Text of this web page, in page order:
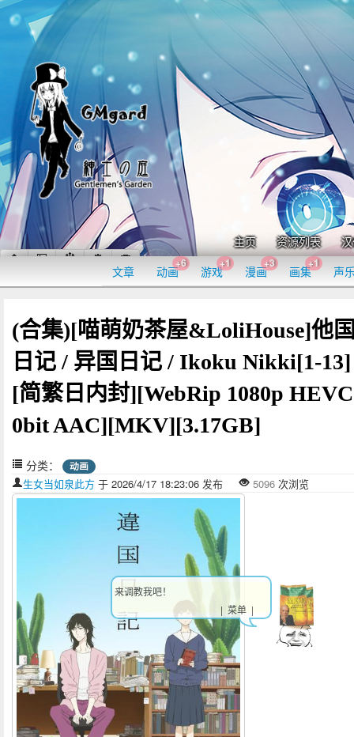
主页 资源列表
文章 动画
+6
游戏
+1
漫画
+3
画集
+1
声
(合集)[喵萌奶茶屋&LoliHouse]他
日记 / 异国日记 / Ikoku Nikki[1-13]
[简繁日内封][WebRip 1080p
0bit AAC][MKV][3.17GB]
分类： 动画
生女当如泉此方 于 2026/4/17 18:23:06 发布 5096 次浏览
来调教我吧！
| 菜单 |